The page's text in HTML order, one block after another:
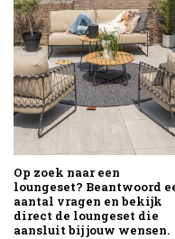
Op zoek naar een
loungeset? Beantwoord
aantal vragen en bekijk
direct de loungeset die
aansluit bij jouw wensen.